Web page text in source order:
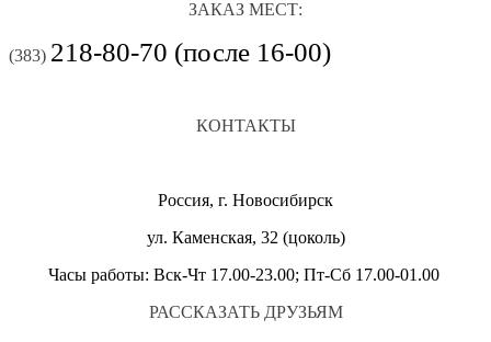
ЗАКАЗ МЕСТ:
(383) 218-80-70 (после 16-00)
КОНТАКТЫ
Россия, г. Новосибирск
ул. Каменская, 32 (цоколь)
Часы работы: Вск-Чт 17.00-23.00; Пт-Сб 17.00-01.00
РАССКАЗАТЬ ДРУЗЬЯМ